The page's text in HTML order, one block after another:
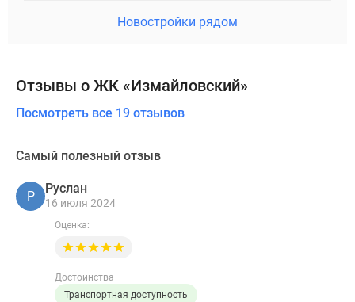
Новостройки рядом
Отзывы о ЖК «Измайловский»
Посмотреть все 19 отзывов
Самый полезный отзыв
Р
Руслан
16 июля 2024
Оценка:
Достоинства
Транспортная доступность